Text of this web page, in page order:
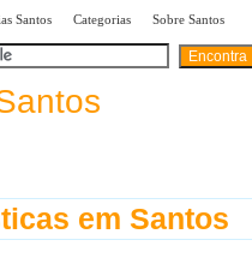
Santos Categorias Sobre Santos
em Santos